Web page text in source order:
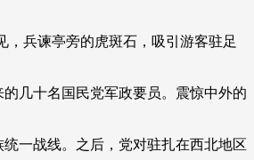
5G 产业+
兵谏亭旁的虎斑石，吸引游客驻足
几十名国民党军政要员。震惊中外的
一战线。之后，党对驻扎在西北地区